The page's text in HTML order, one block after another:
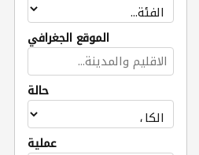
الموقع الجغرافي
حالة
عملية